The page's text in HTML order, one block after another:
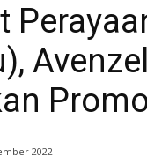
2022